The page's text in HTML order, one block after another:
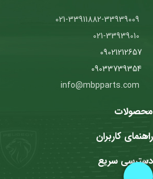
09021212657
09033739354
محصولات
راهنمای کاربران
دسترسی سریع